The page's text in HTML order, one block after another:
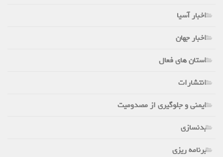
اخبار آسیا
اخبار جهان
استان های فعال
انتشارات
ایمنی و جلوگیری از مصدومیت
بدنسازی
برنامه ریزی